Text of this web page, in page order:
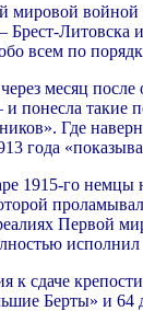
мировой
Брест-
всем по
месяц
и понесла
Где
года
1915-го
Первой
исполнил
сдаче
Берты» и